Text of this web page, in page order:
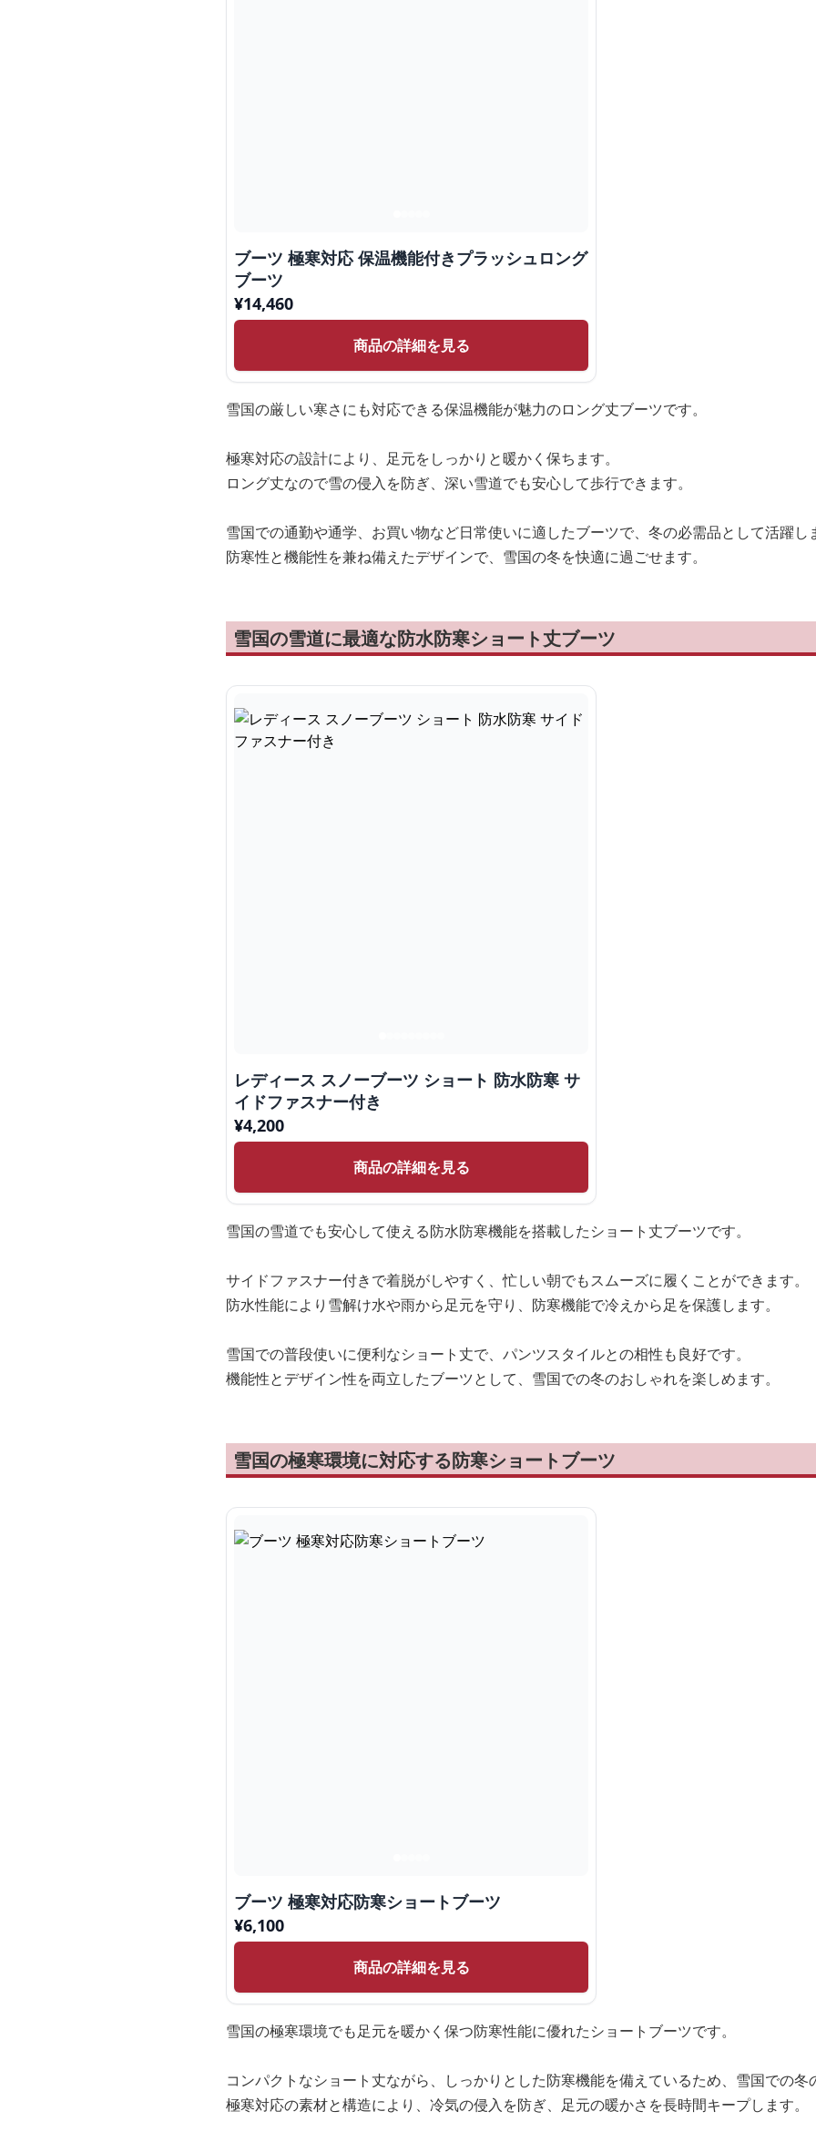
ブーツ 極寒対応 保温機能付きプラッシュロング
ブーツ
¥14,460
商品の詳細を見る
雪国の厳しい寒さにも対応できる保温機能が魅力のロング丈ブーツです。
極寒対応の設計により、足元をしっかりと暖かく保ちます。
ロング丈なので雪の侵入を防ぎ、深い雪道でも安心して歩行できます。
雪国での通勤や通学、お買い物など日常使いに適したブーツで、冬の必需品として活躍し
防寒性と機能性を兼ね備えたデザインで、雪国の冬を快適に過ごせます。
雪国の雪道に最適な防水防寒ショート丈ブーツ
レディース スノーブーツ ショート 防水防寒 サ
イドファスナー付き
¥4,200
商品の詳細を見る
雪国の雪道でも安心して使える防水防寒機能を搭載したショート丈ブーツです。
サイドファスナー付きで着脱がしやすく、忙しい朝でもスムーズに履くことができます。
防水性能により雪解け水や雨から足元を守り、防寒機能で冷えから足を保護します。
雪国での普段使いに便利なショート丈で、パンツスタイルとの相性も良好です。
機能性とデザイン性を両立したブーツとして、雪国での冬のおしゃれを楽しめます。
雪国の極寒環境に対応する防寒ショートブーツ
ブーツ 極寒対応防寒ショートブーツ
¥6,100
商品の詳細を見る
雪国の極寒環境でも足元を暖かく保つ防寒性能に優れたショートブーツです。
コンパクトなショート丈ながら、しっかりとした防寒機能を備えているため、雪国での冬
極寒対応の素材と構造により、冷気の侵入を防ぎ、足元の暖かさを長時間キープします。